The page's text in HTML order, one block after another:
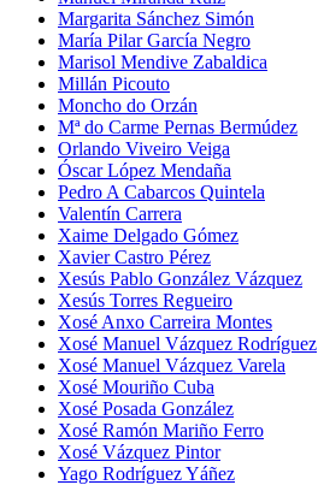
Margarita Sánchez Simón
María Pilar García Negro
Marisol Mendive Zabaldica
Millán Picouto
Moncho do Orzán
Mª do Carme Pernas Bermúdez
Orlando Viveiro Veiga
Óscar López Mendaña
Pedro A Cabarcos Quintela
Valentín Carrera
Xaime Delgado Gómez
Xavier Castro Pérez
Xesús Pablo González Vázquez
Xesús Torres Regueiro
Xosé Anxo Carreira Montes
Xosé Manuel Vázquez Rodríguez
Xosé Manuel Vázquez Varela
Xosé Mouriño Cuba
Xosé Posada González
Xosé Ramón Mariño Ferro
Xosé Vázquez Pintor
Yago Rodríguez Yáñez